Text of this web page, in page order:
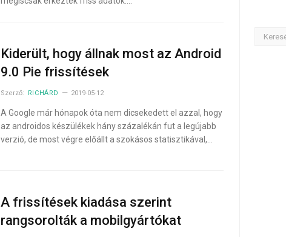
Kiderült, hogy állnak most az Android
9.0 Pie frissítések
Szerző: RICHÁRD 2019-05-12
A Google már hónapok óta nem dicsekedett el azzal, hogy
az androidos készülékek hány százalékán fut a legújabb
verzió, de most végre előállt a szokásos statisztikával,…
A frissítések kiadása szerint
rangsorolták a mobilgyártókat